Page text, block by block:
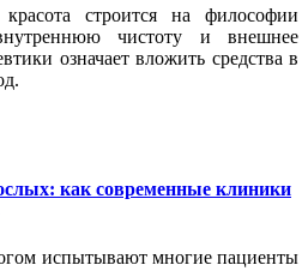
строится на философии
чистоту и внешнее
означает вложить средства в
как современные клиники
испытывают многие пациенты